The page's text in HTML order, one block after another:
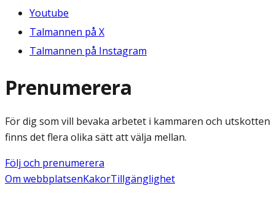
Youtube
Talmannen på X
Talmannen på Instagram
Prenumerera
För dig som vill bevaka arbetet i kammaren och utskotten
finns det flera olika sätt att välja mellan.
Följ och prenumerera
Om webbplatsenKakorTillgänglighet